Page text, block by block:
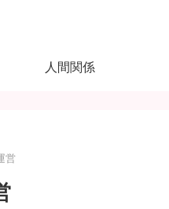
人間関係
営